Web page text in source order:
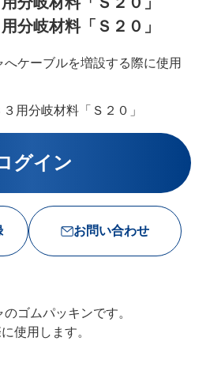
分岐材料「Ｓ２０」
ケーブルを増設する際に使用
用分岐材料「Ｓ２０」
お問い合わせ
ゴムパッキンです。
使用します。